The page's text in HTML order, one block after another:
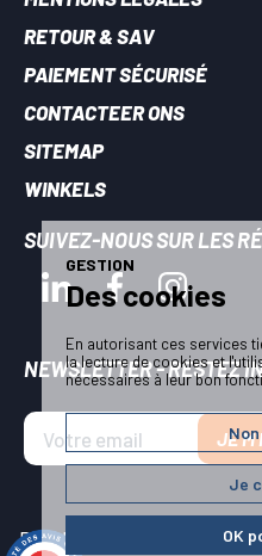
RETOUR & SAV
PAIEMENT SÉCURISÉ
CONTACTEER ONS
SITEMAP
WINKELS
SUIVEZ-NOUS SUR LES
NEWSLETTER - RESTEZ
JE
Plan du site Mentions légales
GESTION
Des cookies
En autorisant ces services
la lecture de cookies et
nécessaires à leur bon
Je
OK